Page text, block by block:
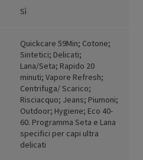
Sì
Quickcare 59Min; Cotone;
Sintetici; Delicati;
Lana/Seta; Rapido 20
minuti; Vapore Refresh;
Centrifuga/ Scarico;
Risciacquo; Jeans; Piumoni;
Outdoor; Hygiene; Eco 40-
60. Programma Seta e Lana
specifici per capi ultra
delicati